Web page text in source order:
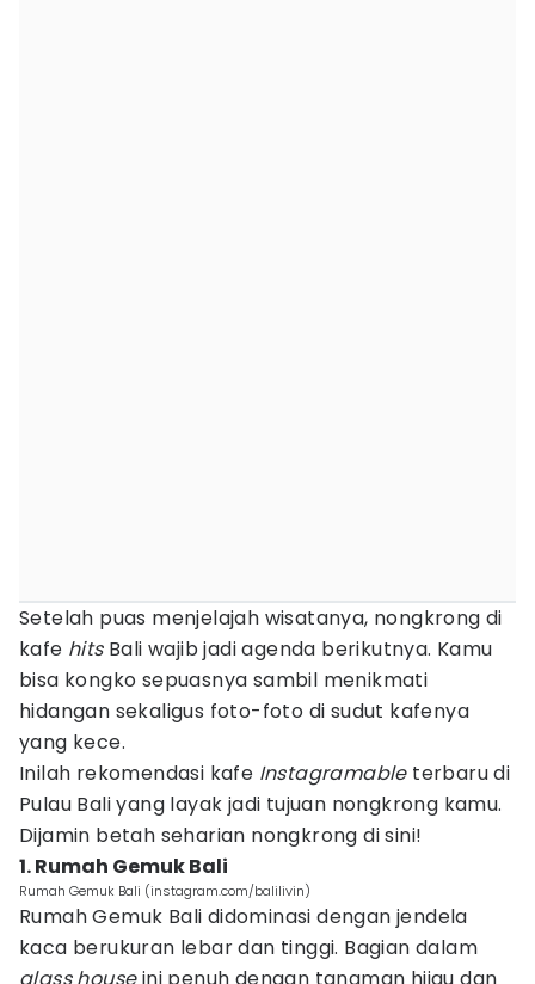
Setelah puas menjelajah wisatanya, nongkrong di
kafe hitsBali wajib jadi agenda berikutnya. Kamu
bisa kongko sepuasnya sambil menikmati
hidangan sekaligus foto-foto di sudut kafenya
yang kece.
Inilah rekomendasi kafe Instagramableterbaru di
Pulau Bali yang layak jadi tujuan nongkrong kamu.
Dijamin betah seharian nongkrong di sini!
1. Rumah Gemuk Bali
Rumah Gemuk Bali (instagram.com/balilivin)
Rumah Gemuk Bali didominasi dengan jendela
kaca berukuran lebar dan tinggi. Bagian dalam